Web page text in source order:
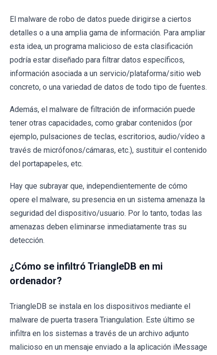
El malware de robo de datos puede dirigirse a ciertos
detalles o a una amplia gama de información. Para ampliar
esta idea, un programa malicioso de esta clasificación
podría estar diseñado para filtrar datos específicos,
información asociada a un servicio/plataforma/sitio web
concreto, o una variedad de datos de todo tipo de fuentes.
Además, el malware de filtración de información puede
tener otras capacidades, como grabar contenidos (por
ejemplo, pulsaciones de teclas, escritorios, audio/vídeo a
través de micrófonos/cámaras, etc.), sustituir el contenido
del portapapeles, etc.
Hay que subrayar que, independientemente de cómo
opere el malware, su presencia en un sistema amenaza la
seguridad del dispositivo/usuario. Por lo tanto, todas las
amenazas deben eliminarse inmediatamente tras su
detección.
¿Cómo se infiltró TriangleDB en mi
ordenador?
TriangleDB se instala en los dispositivos mediante el
malware de puerta trasera Triangulation. Este último se
infiltra en los sistemas a través de un archivo adjunto
malicioso en un mensaje enviado a la aplicación iMessage